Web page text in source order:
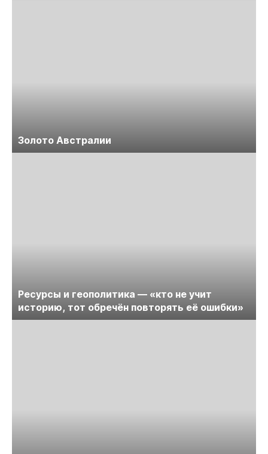
Золото Австралии
Ресурсы и геополитика — «кто не учит
историю, тот обречён повторять её ошибки»